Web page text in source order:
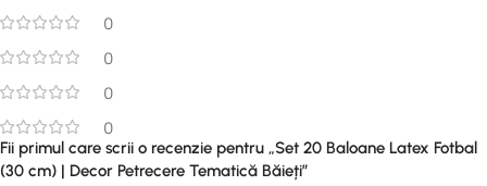
0
0
0
0
Fii primul care scrii o recenzie pentru „Set 20 Baloane Latex Fotbal
(30 cm) | Decor Petrecere Tematică Băieți”